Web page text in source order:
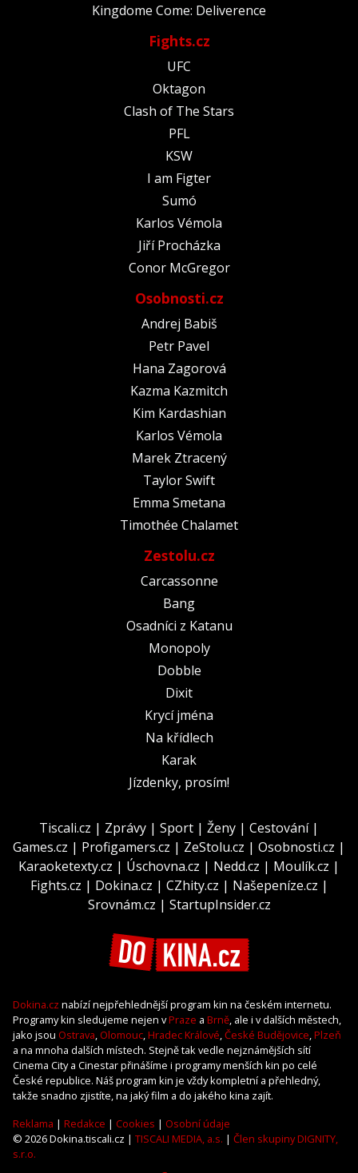
Kingdome Come: Deliverence
Fights.cz
UFC
Oktagon
Clash of The Stars
PFL
KSW
I am Figter
Sumó
Karlos Vémola
Jiří Procházka
Conor McGregor
Osobnosti.cz
Andrej Babiš
Petr Pavel
Hana Zagorová
Kazma Kazmitch
Kim Kardashian
Karlos Vémola
Marek Ztracený
Taylor Swift
Emma Smetana
Timothée Chalamet
Zestolu.cz
Carcassonne
Bang
Osadníci z Katanu
Monopoly
Dobble
Dixit
Krycí jména
Na křídlech
Karak
Jízdenky, prosím!
Tiscali.cz | Zprávy | Sport | Ženy | Cestování|
Games.cz | Profigamers.cz | ZeStolu.cz | Osobnosti.cz |
Karaoketexty.cz | Úschovna.cz | Nedd.cz | Moulík.cz |
Fights.cz | Dokina.cz | CZhity.cz | Našepeníze.cz |
Srovnám.cz | StartupInsider.cz
Dokina.cz nabízí nejpřehlednější program kin na českém internetu.
Programy kin sledujeme nejen vPraze a Brně, ale i v dalších městech,
jako jsou Ostrava, Olomouc,Hradec Králové,České Budějovice,Plzeň
a na mnoha dalších místech. Stejně tak vedle nejznámějších sítí
Cinema City a Cinestar přinášíme i programy menších kin po celé
České republice. Náš program kin je vždy kompletní a přehledný,
takže snadno zjistíte, na jaký film a do jakého kina zajít.
Reklama | Redakce | Cookies | Osobní údaje
© 2026 Dokina.tiscali.cz | TISCALI MEDIA, a.s. | Člen skupiny DIGNITY,
s.r.o.